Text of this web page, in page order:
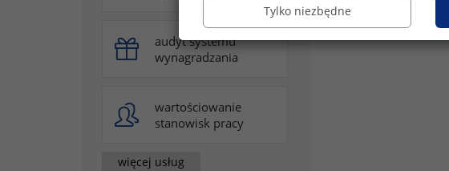
audyt systemu
wynagradzania
wartościowanie
stanowisk pracy
więcej usług
Tylko niezbędne